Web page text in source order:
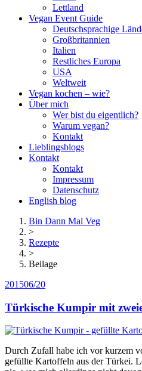
Lettland
Vegan Event Guide
Deutschsprachige
Großbritannien
Italien
Restliches Europa
USA
Weltweit
Vegan kochen – wie?
Über mich
Wer bist du eigentlich?
Warum vegan?
Kontakt
Lieblingsblogs
Kontakt
Kontakt
Impressum
Datenschutz
English blog
Bin Dann Mal Veg
>
Rezepte
>
Beilage
201506/20
Türkische Kumpir mit
Durch Zufall habe ich vor kurzem
gefüllte Kartoffeln aus der Türkei.